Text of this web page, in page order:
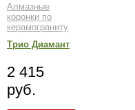
Алмазные
коронки по
керамограниту
Трио Диамант
2 415
руб.